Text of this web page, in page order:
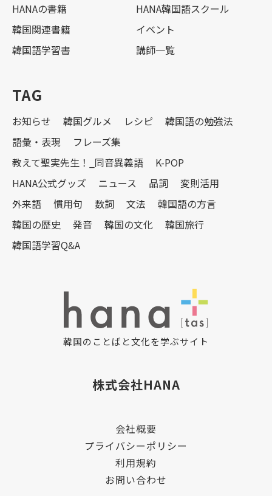
HANAの書籍
韓国関連書籍
韓国語学習書
HANA韓国語スクール
イベント
講師一覧
TAG
お知らせ 韓国グルメ レシピ
韓国語の勉強法
語彙・表現
フレーズ集
教えて聖実先生！_同音異義語
K-POP
HANA公式グッズ
ニュース 品詞
変則活用
外来語
慣用句 数詞 文法
韓国語の方言
韓国の歴史
発音 韓国の文化
韓国旅行
韓国語学習Q&A
韓国のことばと文化を学ぶサイト
株式会社HANA
会社概要
プライバシーポリシー
利用規約
お問い合わせ